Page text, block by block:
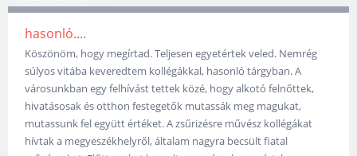
hasonló....
Köszönöm, hogy megírtad. Teljesen egyetértek veled. Nemrég
súlyos vitába keveredtem kollégákkal, hasonló tárgyban. A
városunkban egy felhívást tettek közé, hogy alkotó felnőttek,
hivatásosak és otthon festegetők mutassák meg magukat,
mutassunk fel együtt értéket. A zsűrizésre művész kollégákat
hívtak a megyeszékhelyről, általam nagyra becsült fiatal